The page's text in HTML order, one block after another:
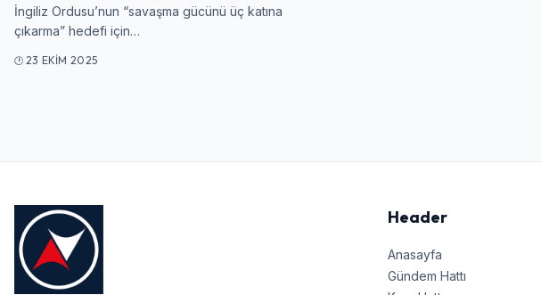
İngiliz Ordusu’nun “savaşma gücünü üç katına
çıkarma” hedefi için…
23 EKIM 2025
Header
Anasayfa
Gündem Hattı